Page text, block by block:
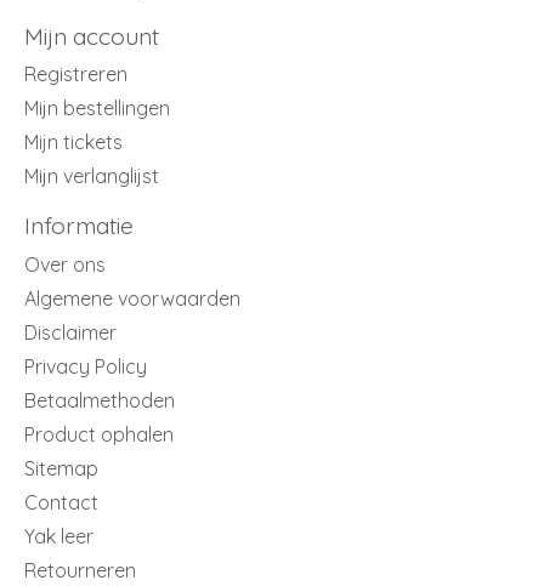
Mijn account
Registreren
Mijn bestellingen
Mijn tickets
Mijn verlanglijst
Informatie
Over ons
Algemene voorwaarden
Disclaimer
Privacy Policy
Betaalmethoden
Product ophalen
Sitemap
Contact
Yak leer
Retourneren